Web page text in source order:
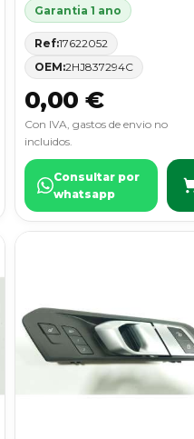
Garantia 1 ano
Ref:17622052
OEM:2HJ837294C
0,00 €
Con IVA, gastos de envio no
incluidos.
Consultar por
whatsapp